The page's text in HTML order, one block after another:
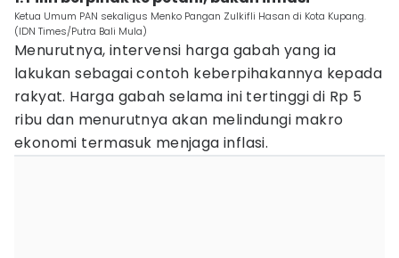
Ketua Umum PAN sekaligus Menko Pangan Zulkifli Hasan di Kota Kupang.
(IDN Times/Putra Bali Mula)
Menurutnya, intervensi harga gabah yang ia
lakukan sebagai contoh keberpihakannya kepada
rakyat. Harga gabah selama ini tertinggi di Rp 5
ribu dan menurutnya akan melindungi makro
ekonomi termasuk menjaga inflasi.